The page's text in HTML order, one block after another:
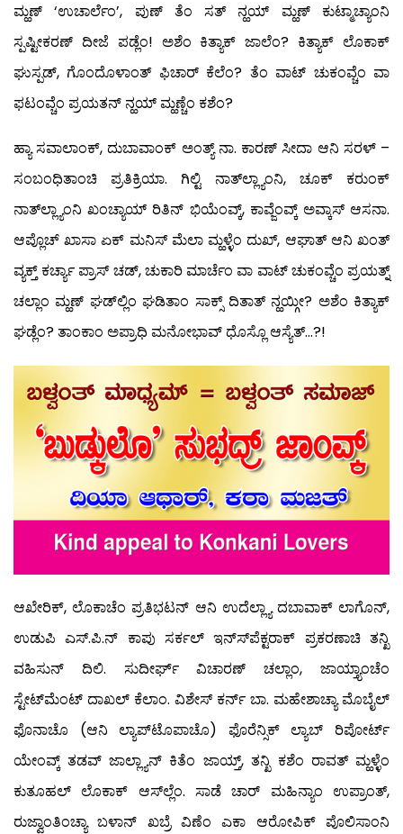
ಮ್ಹಣ್ ‘ಉಚಾರ್ಲೆಂ’, ಪುಣ್ ತೆಂ ಸತ್ ನ್ಹಯ್ ಮ್ಹಣ್ ಕುಟ್ಮಾಚ್ಯಾಂನಿ
ಸ್ಪಷ್ಟೀಕರಣ್ ದೀಜೆ ಪಡ್ಲೆಂ! ಅಶೆಂ ಕಿತ್ಯಾಕ್ ಜಾಲೆಂ? ಕಿತ್ಯಾಕ್ ಲೊಕಾಕ್
ಘುಸ್ಪಡ್, ಗೊಂದೊಳಾಂತ್ ಫಿಚಾರ್ ಕೆಲೆಂ? ತೆಂ ವಾಟ್ ಚುಕಂವ್ಚೆಂ ವಾ
ಫಟಂವ್ಚೆಂ ಪ್ರಯತನ್ ನ್ಹಯ್ ಮ್ಹಣ್ಚೆಂ ಕಶೆಂ?
ಹ್ಯಾ ಸವಾಲಾಂಕ್, ದುಬಾವಾಂಕ್ ಅಂತ್ಯ್ ನಾ. ಕಾರಣ್ ಸೀದಾ ಆನಿ ಸರಳ್ –
ಸಂಬಂಧಿತಾಂಚಿ ಪ್ರತಿಕ್ರಿಯಾ. ಗಿಲ್ಟಿ ನಾತ್‍ಲ್ಲ್ಯಾಂನಿ, ಚೂಕ್ ಕರುಂಕ್
ನಾತ್‍ಲ್ಲ್ಯಾಂನಿ ಖಂಚ್ಯಾಯ್ ರಿತಿನ್ ಭಿಯೆಂವ್ಕ್, ಕಾವ್ಜೆಂವ್ಕ್ ಅವ್ಕಾಸ್ ಆಸನಾ.
ಆಪ್ಲೊಚ್ ಖಾಸಾ ಏಕ್ ಮನಿಸ್ ಮೆಲಾ ಮ್ಹಳ್ಳೆಂ ದುಖ್, ಆಘಾತ್ ಆನಿ ಖಂತ್
ವ್ಯಕ್ತ್ ಕರ್ಚ್ಯಾ ಪ್ರಾಸ್ ಚಡ್, ಚುಕಾರಿ ಮಾರ್ಚೆಂ ವಾ ವಾಟ್ ಚುಕಂವ್ಚೆಂ ಪ್ರಯತ್ನ್
ಚಲ್ಲಾಂ ಮ್ಹಣ್ ಘಡ್‍ಲ್ಲಿಂ ಘಡಿತಾಂ ಸಾಕ್ಸ್ ದಿತಾತ್ ನ್ಹಯ್ಗೀ? ಅಶೆಂ ಕಿತ್ಯಾಕ್
ಘಡ್ಲೆಂ? ತಾಂಕಾಂ ಅಪ್ರಾಧಿ ಮನೋಭಾವ್ ಧೊಸ್ಲೊ ಆಸ್ಯೆತ್…?!
ಆಖೇರಿಕ್, ಲೊಕಾಚೆಂ ಪ್ರತಿಭಟನ್ ಆನಿ ಉದೆಲ್ಲ್ಯಾ ದಬಾವಾಕ್ ಲಾಗೊನ್,
ಉಡುಪಿ ಎಸ್.ಪಿ.ನ್ ಕಾಪು ಸರ್ಕಲ್ ಇನ್ಸ್‍ಪೆಕ್ಟರಾಕ್ ಪ್ರಕರಣಾಚಿ ತನ್ಖಿ
ವಹಿಸುನ್ ದಿಲಿ. ಸುದೀರ್ಘ್ ವಿಚಾರಣ್ ಚಲ್ಲಾಂ, ಜಾಯ್ತ್ಯಾಂಚೆಂ
ಸ್ಟೇಟ್‍ಮೆಂಟ್ ದಾಖಲ್ ಕೆಲಾಂ. ವಿಶೇಸ್ ಕರ್ನ್ ಬಾ. ಮಹೇಶಾಚ್ಯಾ ಮೊಬೈಲ್
ಫೊನಾಚೊ (ಆನಿ ಲ್ಯಾಪ್‍ಟೊಪಾಚೊ) ಫೊರೆನ್ಸಿಕ್ ಲ್ಯಾಬ್ ರಿಪೋರ್ಟ್
ಯೇಂವ್ಕ್ ತಡವ್ ಜಾಲ್ಲ್ಯಾನ್ ಕಿತೆಂ ಜಾಯ್ತ್, ತನ್ಖಿ ಕಶೆಂ ರಾವತ್ ಮ್ಹಳ್ಳೆಂ
ಕುತೂಹಲ್ ಲೊಕಾಕ್ ಆಸ್‍ಲ್ಲೆಂ. ಸಾಡೆ ಚಾರ್ ಮಹಿನ್ಯಾಂ ಉಪ್ರಾಂತ್,
ರುಜ್ವಾಂತಿಂಚ್ಯಾ ಬಳಾನ್ ಖಬ್ರೆ ವಿಣೆಂ ಎಕಾ ಆರೋಪಿಕ್ ಪೊಲಿಸಾಂನಿ